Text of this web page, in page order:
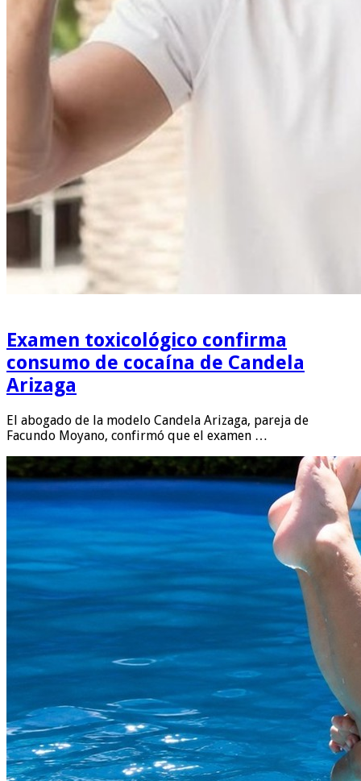
Examen toxicológico confirma
consumo de cocaína de Candela
Arizaga
El abogado de la modelo Candela Arizaga, pareja de
Facundo Moyano, confirmó que el examen …